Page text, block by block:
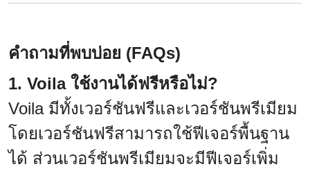
คำถามที่พบบ่อย (FAQs)
1. Voila ใช้งานได้ฟรีหรือไม่?
Voila มีทั้งเวอร์ชันฟรีและเวอร์ชันพรีเมียม
โดยเวอร์ชันฟรีสามารถใช้ฟีเจอร์พื้นฐาน
ได้ ส่วนเวอร์ชันพรีเมียมจะมีฟีเจอร์เพิ่ม